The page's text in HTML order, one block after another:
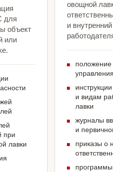
для
объект
или
при
лавки
овощной
и
положение
и видам
лавки
журналы
и
приказы о
программы